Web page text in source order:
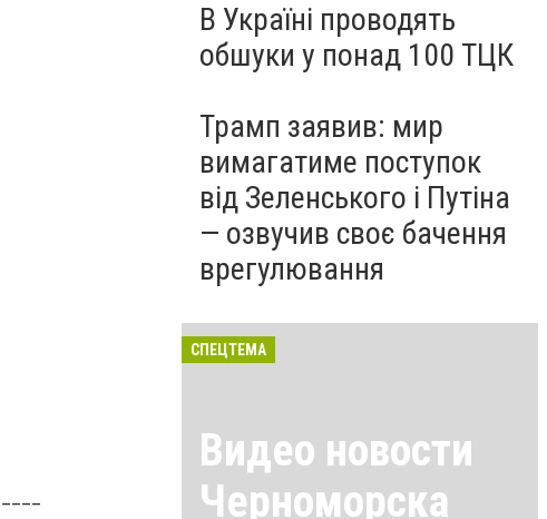
В Україні проводять
обшуки у понад 100 ТЦК
Трамп заявив: мир
вимагатиме поступок
від Зеленського і Путіна
— озвучив своє бачення
врегулювання
СПЕЦТЕМА
Видео новости
Черноморска